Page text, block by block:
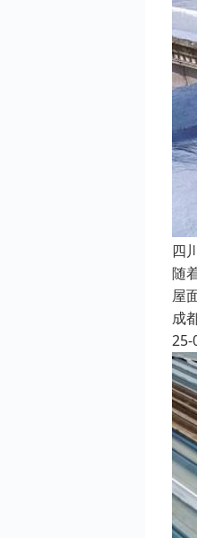
四
随
屋
成
25-